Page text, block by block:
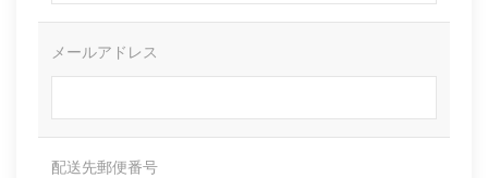
メールアドレス
配送先郵便番号